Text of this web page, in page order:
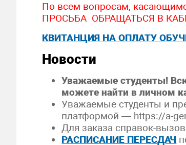
По всем вопросам,
ПРОСЬБА ОБРАЩАТЬСЯ В
КВИТАНЦИЯ НА ОПЛАТУ
Новости
Уважаемые студенты!
можете найти в личном
Уважаемые студенты и
платформой — https://a-
Для заказа справок-
РАСПИСАНИЕ ПЕРЕСДАЧ